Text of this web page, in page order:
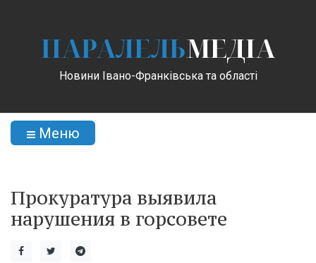
ПАРАЛЕЛЬМЕДІА
Новини Івано-Франківська та області
Меню
Прокуратура выявила
нарушения в горсовете